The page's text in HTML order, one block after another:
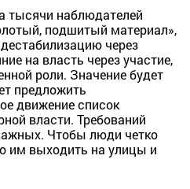
тысячи наблюдателей
подшитый материал»,
через
на власть через участие,
роли. Значение будет
предложить
движение список
власти. Требований
Чтобы люди четко
им выходить на улицы и